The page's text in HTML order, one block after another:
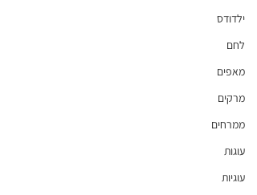
ילדודס
לחם
מאפים
מרקים
ממרחים
עוגות
עוגיות